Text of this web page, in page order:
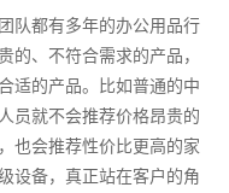
队都有多年的办公用品行
的、不符合需求的产品，
适的产品。比如普通的中
员就不会推荐价格昂贵的
也会推荐性价比更高的家
设备，真正站在客户的角